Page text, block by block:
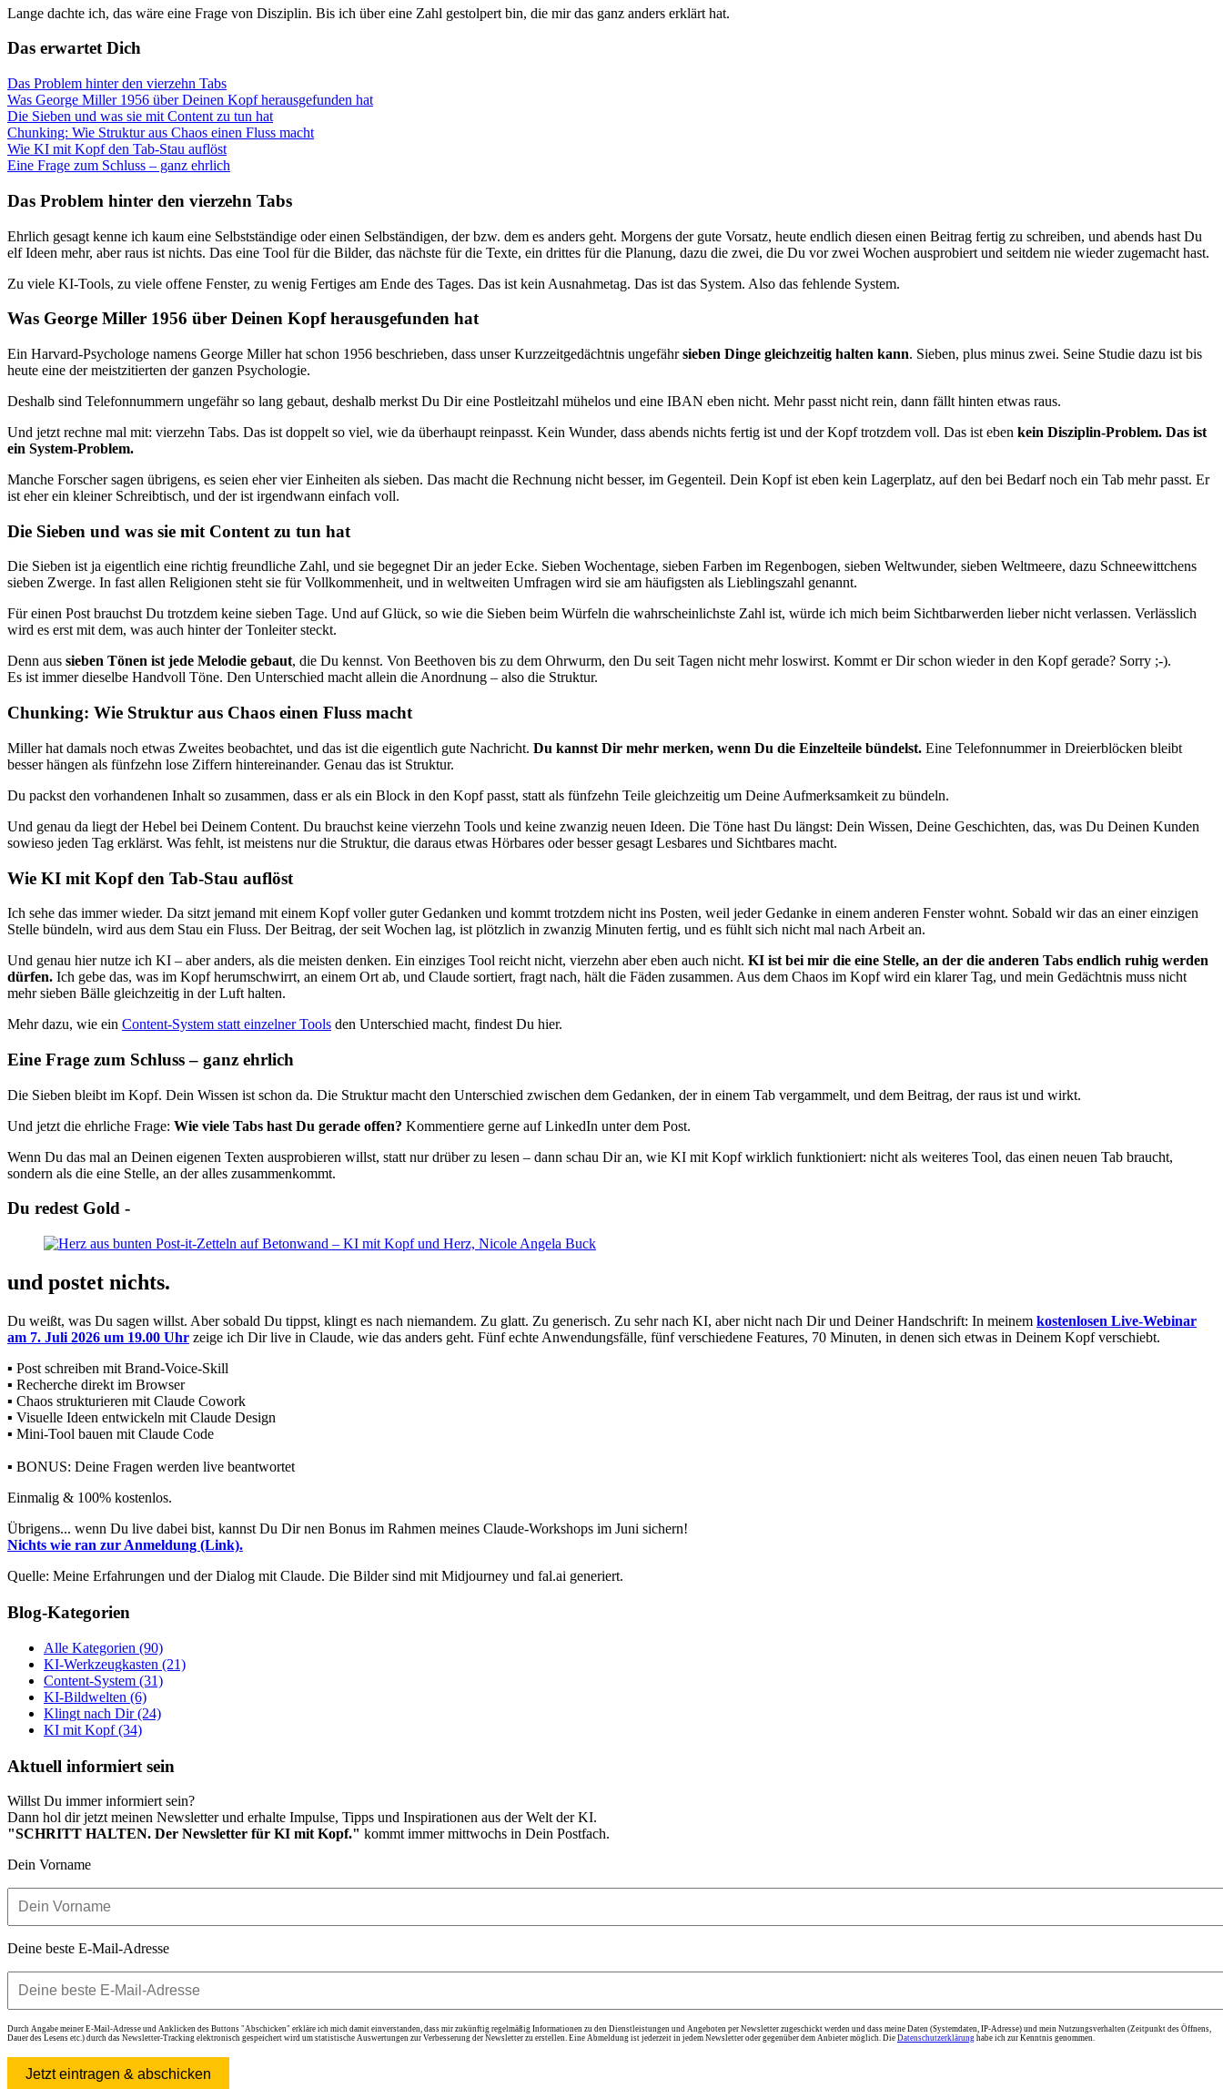
Lange dachte ich, das wäre eine Frage von Disziplin. Bis ich über eine Zahl gestolpert bin, die mir das ganz anders erklärt hat.
Das erwartet Dich
Das Problem hinter den vierzehn Tabs
Was George Miller 1956 über Deinen Kopf herausgefunden hat
Die Sieben und was sie mit Content zu tun hat
Chunking: Wie Struktur aus Chaos einen Fluss macht
Wie KI mit Kopf den Tab-Stau auflöst
Eine Frage zum Schluss – ganz ehrlich
Das Problem hinter den vierzehn Tabs
Ehrlich gesagt kenne ich kaum eine Selbstständige oder einen Selbständigen, der bzw. dem es anders geht. Morgens der gute Vorsatz, heute endlich diesen einen Beitrag fertig zu schreiben, und abends hast Du
elf Ideen mehr, aber raus ist nichts. Das eine Tool für die Bilder, das nächste für die Texte, ein drittes für die Planung, dazu die zwei, die Du vor zwei Wochen ausprobiert und seitdem nie wieder zugemacht hast.
Zu viele KI-Tools, zu viele offene Fenster, zu wenig Fertiges am Ende des Tages. Das ist kein Ausnahmetag. Das ist das System. Also das fehlende System.
Was George Miller 1956 über Deinen Kopf herausgefunden hat
Ein Harvard-Psychologe namens George Miller hat schon 1956 beschrieben, dass unser Kurzzeitgedächtnis ungefährsieben Dinge gleichzeitig halten kann. Sieben, plus minus zwei. Seine Studie dazu ist bis
heute eine der meistzitierten der ganzen Psychologie.
Deshalb sind Telefonnummern ungefähr so lang gebaut, deshalb merkst Du Dir eine Postleitzahl mühelos und eine IBAN eben nicht. Mehr passt nicht rein, dann fällt hinten etwas raus.
Und jetzt rechne mal mit: vierzehn Tabs. Das ist doppelt so viel, wie da überhaupt reinpasst. Kein Wunder, dass abends nichts fertig ist und der Kopf trotzdem voll. Das ist eben kein Disziplin-Problem. Das ist
ein System-Problem.
Manche Forscher sagen übrigens, es seien eher vier Einheiten als sieben. Das macht die Rechnung nicht besser, im Gegenteil. Dein Kopf ist eben kein Lagerplatz, auf den bei Bedarf noch ein Tab mehr passt. Er
ist eher ein kleiner Schreibtisch, und der ist irgendwann einfach voll.
Die Sieben und was sie mit Content zu tun hat
Die Sieben ist ja eigentlich eine richtig freundliche Zahl, und sie begegnet Dir an jeder Ecke. Sieben Wochentage, sieben Farben im Regenbogen, sieben Weltwunder, sieben Weltmeere, dazu Schneewittchens
sieben Zwerge. In fast allen Religionen steht sie für Vollkommenheit, und in weltweiten Umfragen wird sie am häufigsten als Lieblingszahl genannt.
Für einen Post brauchst Du trotzdem keine sieben Tage. Und auf Glück, so wie die Sieben beim Würfeln die wahrscheinlichste Zahl ist, würde ich mich beim Sichtbarwerden lieber nicht verlassen. Verlässlich
wird es erst mit dem, was auch hinter der Tonleiter steckt.
Denn aus sieben Tönen ist jede Melodie gebaut, die Du kennst. Von Beethoven bis zu dem Ohrwurm, den Du seit Tagen nicht mehr loswirst. Kommt er Dir schon wieder in den Kopf gerade? Sorry ;-).
Es ist immer dieselbe Handvoll Töne. Den Unterschied macht allein die Anordnung – also die Struktur.
Chunking: Wie Struktur aus Chaos einen Fluss macht
Miller hat damals noch etwas Zweites beobachtet, und das ist die eigentlich gute Nachricht. Du kannst Dir mehr merken, wenn Du die Einzelteile bündelst. Eine Telefonnummer in Dreierblöcken bleibt
besser hängen als fünfzehn lose Ziffern hintereinander. Genau das ist Struktur.
Du packst den vorhandenen Inhalt so zusammen, dass er als ein Block in den Kopf passt, statt als fünfzehn Teile gleichzeitig um Deine Aufmerksamkeit zu bündeln.
Und genau da liegt der Hebel bei Deinem Content. Du brauchst keine vierzehn Tools und keine zwanzig neuen Ideen. Die Töne hast Du längst: Dein Wissen, Deine Geschichten, das, was Du Deinen Kunden
sowieso jeden Tag erklärst. Was fehlt, ist meistens nur die Struktur, die daraus etwas Hörbares oder besser gesagt Lesbares und Sichtbares macht.
Wie KI mit Kopf den Tab-Stau auflöst
Ich sehe das immer wieder. Da sitzt jemand mit einem Kopf voller guter Gedanken und kommt trotzdem nicht ins Posten, weil jeder Gedanke in einem anderen Fenster wohnt. Sobald wir das an einer einzigen
Stelle bündeln, wird aus dem Stau ein Fluss. Der Beitrag, der seit Wochen lag, ist plötzlich in zwanzig Minuten fertig, und es fühlt sich nicht mal nach Arbeit an.
Und genau hier nutze ich KI – aber anders, als die meisten denken. Ein einziges Tool reicht nicht, vierzehn aber eben auch nicht. KI ist bei mir die eine Stelle, an der die anderen Tabs endlich ruhig werden
dürfen. Ich gebe das, was im Kopf herumschwirrt, an einem Ort ab, und Claude sortiert, fragt nach, hält die Fäden zusammen. Aus dem Chaos im Kopf wird ein klarer Tag, und mein Gedächtnis muss nicht
mehr sieben Bälle gleichzeitig in der Luft halten.
Mehr dazu, wie ein Content-System statt einzelner Tools den Unterschied macht, findest Du hier.
Eine Frage zum Schluss – ganz ehrlich
Die Sieben bleibt im Kopf. Dein Wissen ist schon da. Die Struktur macht den Unterschied zwischen dem Gedanken, der in einem Tab vergammelt, und dem Beitrag, der raus ist und wirkt.
Und jetzt die ehrliche Frage: Wie viele Tabs hast Du gerade offen? Kommentiere gerne auf LinkedIn unter dem Post.
Wenn Du das mal an Deinen eigenen Texten ausprobieren willst, statt nur drüber zu lesen – dann schau Dir an, wie KI mit Kopf wirklich funktioniert: nicht als weiteres Tool, das einen neuen Tab braucht,
sondern als die eine Stelle, an der alles zusammenkommt.
Du redest Gold -
und postet nichts.
Du weißt, was Du sagen willst. Aber sobald Du tippst, klingt es nach niemandem. Zu glatt. Zu generisch. Zu sehr nach KI, aber nicht nach Dir und Deiner Handschrift: In meinem kostenlosen Live-Webinar
am 7. Juli 2026 um 19.00 Uhr zeige ich Dir live in Claude, wie das anders geht. Fünf echte Anwendungsfälle, fünf verschiedene Features, 70 Minuten, in denen sich etwas in Deinem Kopf verschiebt.
▪ Post schreiben mit Brand-Voice-Skill
▪ Recherche direkt im Browser
▪ Chaos strukturieren mit Claude Cowork
▪ Visuelle Ideen entwickeln mit Claude Design
▪ Mini-Tool bauen mit Claude Code
▪ BONUS: Deine Fragen werden live beantwortet
Einmalig & 100% kostenlos.
Übrigens... wenn Du live dabei bist, kannst Du Dir nen Bonus im Rahmen meines Claude-Workshops im Juni sichern!
Nichts wie ran zur Anmeldung (Link).
Quelle: Meine Erfahrungen und der Dialog mit Claude. Die Bilder sind mit Midjourney und fal.ai generiert.
Blog-Kategorien
Alle Kategorien (90)
KI-Werkzeugkasten (21)
Content-System (31)
KI-Bildwelten (6)
Klingt nach Dir (24)
KI mit Kopf (34)
Aktuell informiert sein
Willst Du immer informiert sein?
Dann hol dir jetzt meinen Newsletter und erhalte Impulse, Tipps und Inspirationen aus der Welt der KI.
"SCHRITT HALTEN. Der Newsletter für KI mit Kopf." kommt immer mittwochs in Dein Postfach.
Dein Vorname
Deine beste E-Mail-Adresse
Durch Angabe meiner E-Mail-Adresse und Anklicken des Buttons "Abschicken" erkläre ich mich damit einverstanden, dass mir zukünftig regelmäßig Informationen zu den Dienstleistungen und Angeboten per Newsletter zugeschickt werden und dass meine Daten (Systemdaten, IP-Adresse) und mein Nutzungsverhalten (Zeitpunkt des Öffnens,
Dauer des Lesens etc.) durch das Newsletter-Tracking elektronisch gespeichert wird um statistische Auswertungen zur Verbesserung der Newsletter zu erstellen. Eine Abmeldung ist jederzeit in jedem Newsletter oder gegenüber dem Anbieter möglich. Die Datenschutzerklärung habe ich zur Kenntnis genommen.
Jetzt eintragen & abschicken